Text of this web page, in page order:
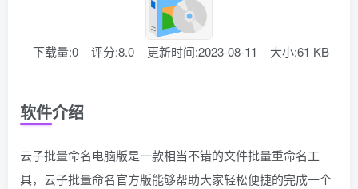
下载量:0 评分:8.0 更新时间:2023-08-11 大小:61 KB
软件介绍
云子批量命名电脑版是一款相当不错的文件批量重命名工
具，云子批量命名官方版能够帮助大家轻松便捷的完成一个